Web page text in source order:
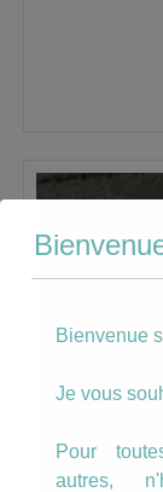
Bienvenue
Je vous
Pour
autres,